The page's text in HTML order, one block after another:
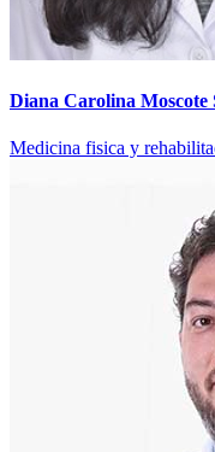
Diana Carolina Moscote
Medicina fisica y